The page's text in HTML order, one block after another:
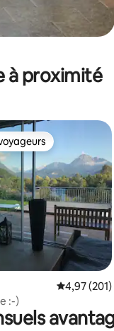
à proximité
344 commentaires :
les plus
Évaluation
4,97 (201)
:-)